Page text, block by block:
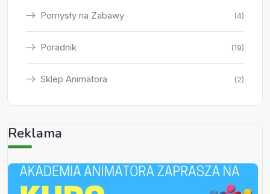
Pomysły na Zabawy (4)
Poradnik (19)
Sklep Animatora (2)
Reklama